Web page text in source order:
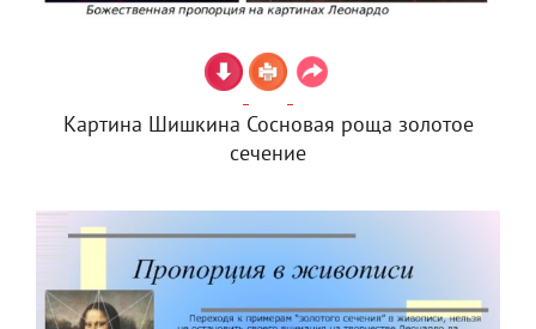
Картина Шишкина Сосновая роща золотое
сечение